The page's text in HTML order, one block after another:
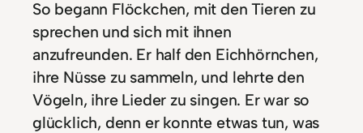
So begann Flöckchen, mit den Tieren zu
sprechen und sich mit ihnen
anzufreunden. Er half den Eichhörnchen,
ihre Nüsse zu sammeln, und lehrte den
Vögeln, ihre Lieder zu singen. Er war so
glücklich, denn er konnte etwas tun, was